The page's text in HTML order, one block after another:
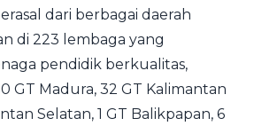
dari berbagai daerah
di 223 lembaga yang
pendidik berkualitas,
GT Madura, 32 GT Kalimantan
Selatan, 1 GT Balikpapan, 6